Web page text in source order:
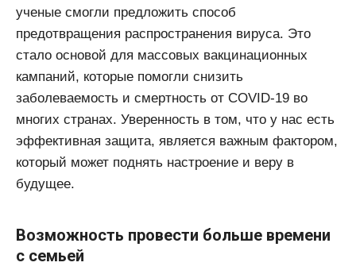
ученые смогли предложить способ
предотвращения распространения вируса. Это
стало основой для массовых вакцинационных
кампаний, которые помогли снизить
заболеваемость и смертность от COVID-19 во
многих странах. Уверенность в том, что у нас есть
эффективная защита, является важным фактором,
который может поднять настроение и веру в
будущее.
Возможность провести больше времени
с семьей